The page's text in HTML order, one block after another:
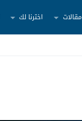
مقالات اخترنا لك